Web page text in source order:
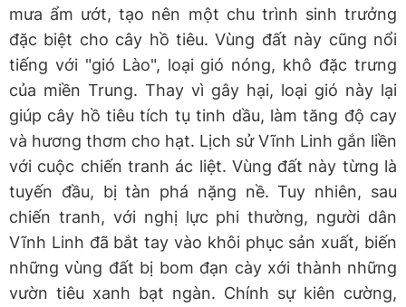
mưa ẩm ướt, tạo nên một chu trình sinh trưởng
đặc biệt cho cây hồ tiêu. Vùng đất này cũng nổi
tiếng với "gió Lào", loại gió nóng, khô đặc trưng
của miền Trung. Thay vì gây hại, loại gió này lại
giúp cây hồ tiêu tích tụ tinh dầu, làm tăng độ cay
và hương thơm cho hạt. Lịch sử Vĩnh Linh gắn liền
với cuộc chiến tranh ác liệt. Vùng đất này từng là
tuyến đầu, bị tàn phá nặng nề. Tuy nhiên, sau
chiến tranh, với nghị lực phi thường, người dân
Vĩnh Linh đã bắt tay vào khôi phục sản xuất, biến
những vùng đất bị bom đạn cày xới thành những
vườn tiêu xanh bạt ngàn. Chính sự kiên cường,